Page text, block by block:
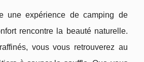
une expérience de camping de
rencontre la beauté naturelle.
vous vous retrouverez au